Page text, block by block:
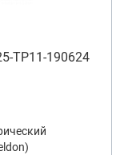
TP11-190624